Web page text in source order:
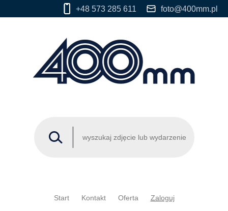
+48 573 285 611 foto@400mm.pl
Start Kontakt Oferta Zaloguj